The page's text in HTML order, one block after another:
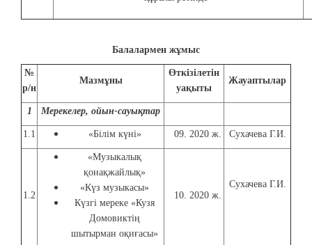
Балалармен жұмыс
№
р/н
Мазмұны
Өткізілетін
уақыты
Жауаптылар
1 Мерекелер, ойын-сауықтар
1.1 «Білім күні» 09. 2020 ж. Сухачева Г.И.
1.2
«Музыкалық
қонақжайлық»
«Күз музыкасы»
Күзгі мереке «Кузя
Домовиктің
шытырман оқиғасы»
10. 2020 ж.
Сухачева Г.И.